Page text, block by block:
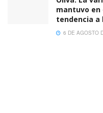
mantuvo en
tendencia a
6 DE AGOSTO